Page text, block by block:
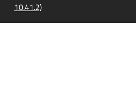
10.41.2)